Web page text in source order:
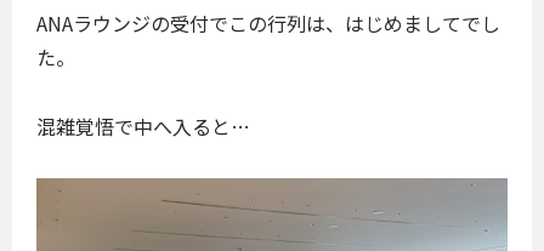
ANAラウンジの受付でこの行列は、はじめましてでし
た。
混雑覚悟で中へ入ると…